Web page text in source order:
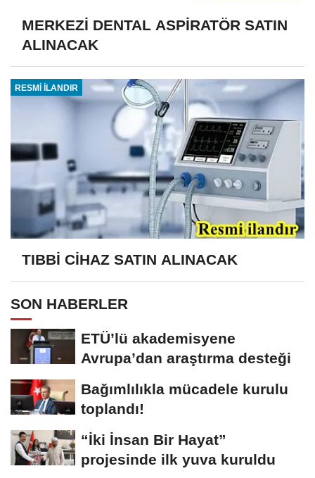
MERKEZİ DENTAL ASPİRATÖR SATIN
ALINACAK
RESMİ İLANDIR
TIBBİ CİHAZ SATIN ALINACAK
SON HABERLER
ETÜ’lü akademisyene
Avrupa’dan araştırma desteği
Bağımlılıkla mücadele kurulu
toplandı!
“İki İnsan Bir Hayat”
projesinde ilk yuva kuruldu